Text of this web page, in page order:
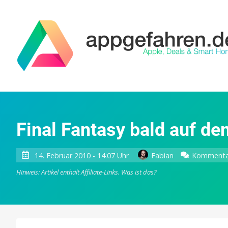
Final Fantasy bald auf
14. Februar 2010 - 14:07 Uhr Fabian
Hinweis: Artikel enthält Affiliate-Links. Was ist das?